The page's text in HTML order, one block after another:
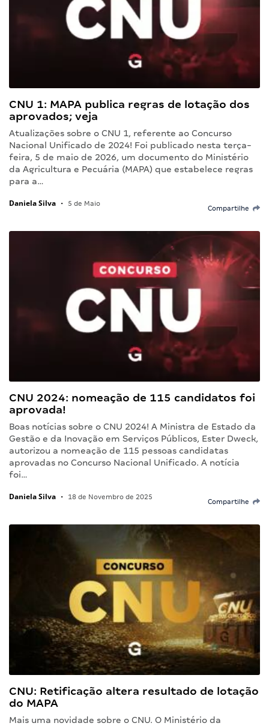
CNU 1: MAPA publica regras de lotação dos
aprovados; veja
Atualizações sobre o CNU 1, referente ao Concurso
Nacional Unificado de 2024! Foi publicado nesta terça-
feira, 5 de maio de 2026, um documento do Ministério
da Agricultura e Pecuária (MAPA) que estabelece regras
para a…
Daniela Silva • 5 de Maio
Compartilhe
CNU 2024: nomeação de 115 candidatos foi
aprovada!
Boas notícias sobre o CNU 2024! A Ministra de Estado da
Gestão e da Inovação em Serviços Públicos, Ester Dweck,
autorizou a nomeação de 115 pessoas candidatas
aprovadas no Concurso Nacional Unificado. A notícia
foi…
Daniela Silva • 18 de Novembro de 2025
Compartilhe
CNU: Retificação altera resultado de lotação
do MAPA
Mais uma novidade sobre o CNU. O Ministério da